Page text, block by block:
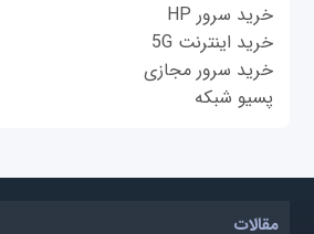
خرید سرور HP
خرید اینترنت 5G
خرید سرور مجازی
پسیو شبکه
مقالات